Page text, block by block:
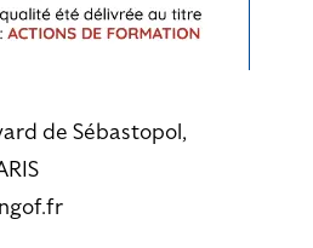
de Sébastopol,